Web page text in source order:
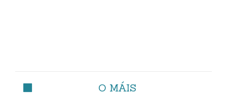
O MÁIS